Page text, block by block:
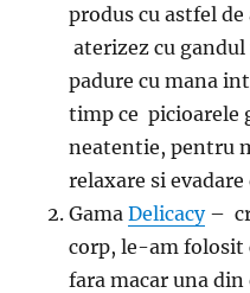
produs cu astfel
aterizez cu
padure cu mana
timp ce picioarele
neatentie, pentru
relaxare si
GamaDelicacy–
corp, le-am folosit
fara macar una